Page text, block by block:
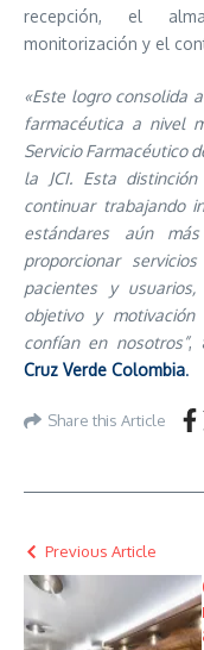
recepción, el
monitorización y el
«Este logro consolida
farmacéutica a nivel
Servicio Farmacéutico
la JCI. Esta
continuar trabajando
estándares aún
proporcionar
pacientes y
objetivo y
confían en nosotros”,
Cruz Verde Colombia.
Share this Article
Previous Article